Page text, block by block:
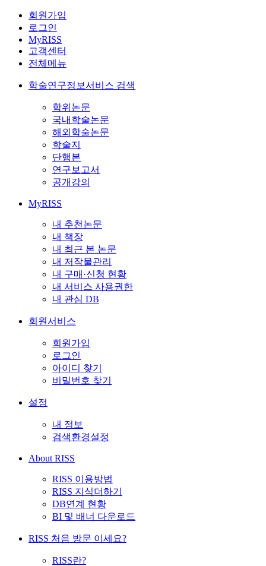
회원가입
로그인
MyRISS
고객센터
전체메뉴
학술연구정보서비스 검색
학위논문
국내학술논문
해외학술논문
학술지
단행본
연구보고서
공개강의
MyRISS
내 추천논문
내 책장
내 최근 본 논문
내 저작물관리
내 구매·신청 현황
내 서비스 사용권한
내 관심 DB
회원서비스
회원가입
로그인
아이디 찾기
비밀번호 찾기
설정
내 정보
검색환경설정
About RISS
RISS 이용방법
RISS 지식더하기
DB연계 현황
BI 및 배너 다운로드
RISS 처음 방문 이세요?
RISS란?